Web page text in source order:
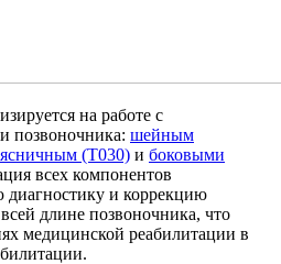
на работе с
позвоночника: шейным
(Т030) и боковыми
всех компонентов
диагностику и коррекцию
длине позвоночника, что
медицинской реабилитации в